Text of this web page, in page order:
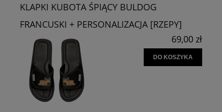
KLAPKI KUBOTA ŚPIĄCY BULDOG
FRANCUSKI + PERSONALIZACJA [RZEPY]
69,00 zł
DO KOSZYKA